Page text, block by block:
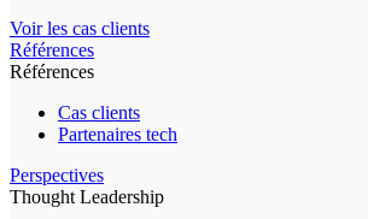
Voir les cas clients
Références
Références
Cas clients
Partenaires tech
Perspectives
Thought Leadership